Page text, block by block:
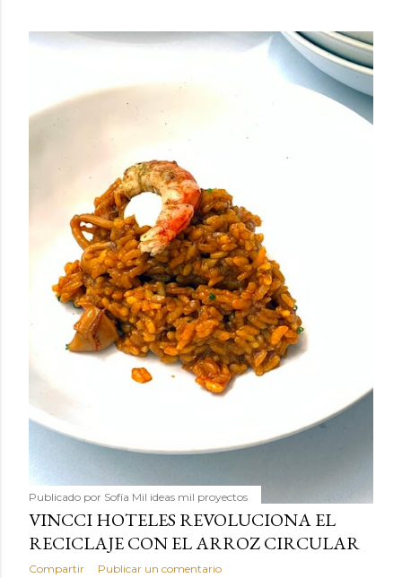
Publicado por Sofía Mil ideas mil proyectos
VINCCI HOTELES REVOLUCIONA EL
RECICLAJE CON EL ARROZ CIRCULAR
Compartir Publicar un comentario